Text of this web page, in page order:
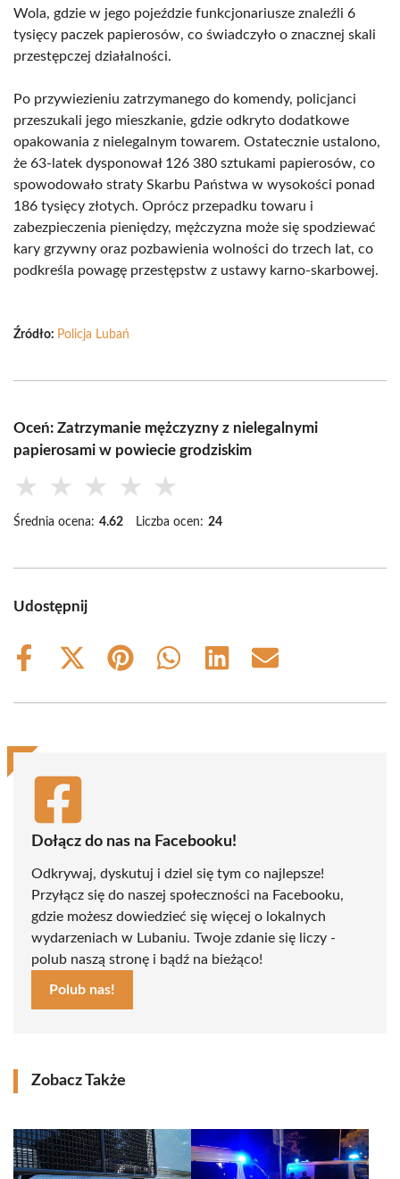
Wola, gdzie w jego pojeździe funkcjonariusze znaleźli 6
tysięcy paczek papierosów, co świadczyło o znacznej skali
przestępczej działalności.
Po przywiezieniu zatrzymanego do komendy, policjanci
przeszukali jego mieszkanie, gdzie odkryto dodatkowe
opakowania z nielegalnym towarem. Ostatecznie ustalono,
że 63-latek dysponował 126 380 sztukami papierosów, co
spowodowało straty Skarbu Państwa w wysokości ponad
186 tysięcy złotych. Oprócz przepadku towaru i
zabezpieczenia pieniędzy, mężczyzna może się spodziewać
kary grzywny oraz pozbawienia wolności do trzech lat, co
podkreśla powagę przestępstw z ustawy karno-skarbowej.
Źródło: Policja Lubań
Oceń: Zatrzymanie mężczyzny z nielegalnymi
papierosami w powiecie grodziskim
★ ★ ★ ★ ★
Średnia ocena: 4.62 Liczba ocen: 24
Udostępnij
Share
Share
(Twitter)
Share
Share
Share
Share
Dołącz do nas na Facebooku!
Odkrywaj, dyskutuj i dziel się tym co najlepsze!
Przyłącz się do naszej społeczności na Facebooku,
gdzie możesz dowiedzieć się więcej o lokalnych
wydarzeniach w Lubaniu. Twoje zdanie się liczy -
polub naszą stronę i bądź na bieżąco!
Polub nas!
Zobacz Także